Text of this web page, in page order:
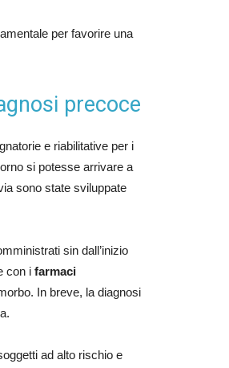
per favorire una
precoce
e riabilitative per i
si potesse arrivare a
sono state sviluppate
sin dall’inizio
con i farmaci
In breve, la diagnosi
ad alto rischio e